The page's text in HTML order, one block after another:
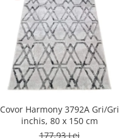
Covor Harmony 3792A Gri/Gri
inchis, 80 x 150 cm
177,93 Lei